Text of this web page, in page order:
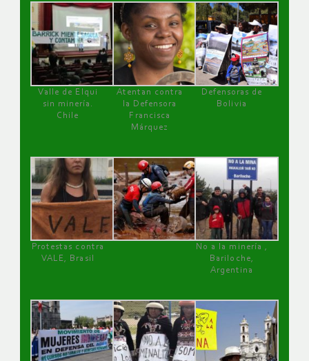
Valle de Elqui
sin minería.
Chile
Atentan contra
la Defensora
Francisca
Márquez
Defensoras de
Bolivia
Protestas contra
VALE, Brasil
No a la minería ,
Bariloche,
Argentina